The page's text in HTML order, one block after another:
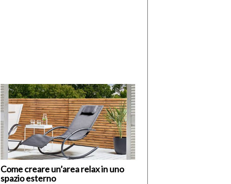
Come creare un’area relax in uno
spazio esterno
di
I
Vespri